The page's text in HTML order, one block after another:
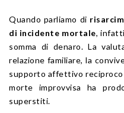
Quando parliamo di
di incidente mortale,
somma di denaro. La
relazione familiare, la
supporto affettivo reciproco
morte improvvisa ha
superstiti.